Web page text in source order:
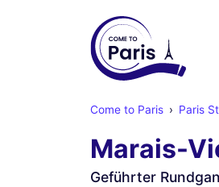
Come to Paris Paris
Marais-
Geführter